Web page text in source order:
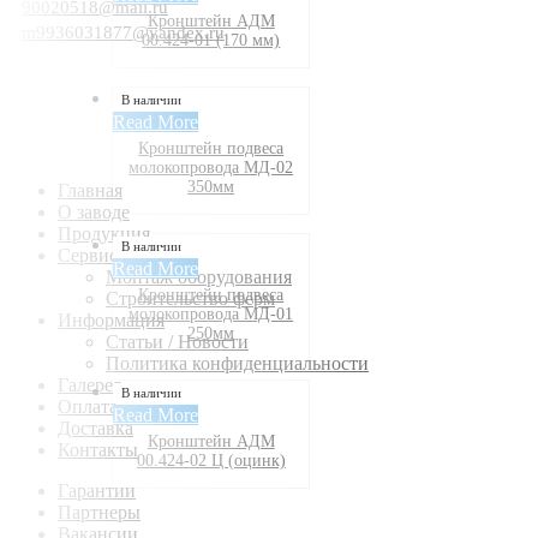
90020518@mail.ru
m9936031877@yandex.ru
Главная
О заводе
Продукция
Сервис
Монтаж оборудования
Строительство ферм
Информация
Статьи / Новости
Политика конфиденциальности
Галерея
Оплата
Доставка
Контакты
Гарантии
Партнеры
Кронштейн АДМ
00.424-01 (170 мм)
В наличии
Read More
Кронштейн подвеса
молокопровода МД-02
350мм
В наличии
Read More
Кронштейн подвеса
молокопровода МД-01
250мм
В наличии
Read More
Кронштейн АДМ
00.424-02 Ц (оцинк)